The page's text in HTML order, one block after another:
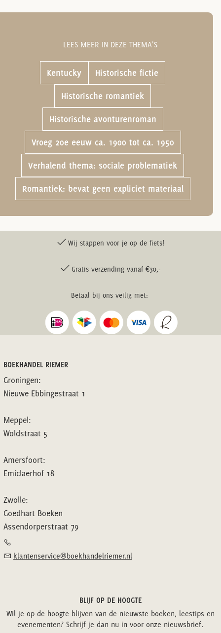
Kentucky Historische fictie
Historische romantiek
Historische avonturenroman
Vroeg 20e eeuw ca. 1900 tot ca. 1950
Verhalend thema: sociale problematiek
Romantiek: bevat geen expliciet materiaal
LEES MEER IN DEZE THEMA'S
Wij stappen voor je op de fiets!
Gratis verzending vanaf €30,-
Betaal bij ons veilig met:
BOEKHANDEL RIEMER
Groningen:
Nieuwe Ebbingestraat 1
Meppel:
Woldstraat 5
Amersfoort:
Emiclaerhof 18
Zwolle:
Goedhart Boeken
Assendorperstraat 79
klantenservice@boekhandelriemer.nl
BLIJF OP DE HOOGTE
Wil je op de hoogte blijven van de nieuwste boeken, leestips en
evenementen? Schrijf je dan nu in voor onze nieuwsbrief.